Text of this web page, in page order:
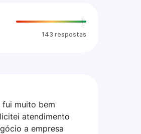
143 respostas
fui muito bem
atendimento
a empresa